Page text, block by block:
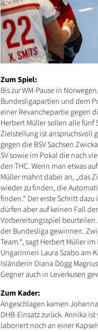
Zum Spiel:
Bis zur WM-Pause in
Bundesligapartien und dem
einer Revanchepartie gegen
Herbert Müller sollen alle fünf
Zielstellung ist anspruchsvoll
gegen die BSV Sachsen
SV sowie im Pokal die nach
den THC. Wenn man etwas
Müller mahnt dabei an, „das
wieder zu finden, die
finden.“ Der erste Schritt
dürfen aber auf keinen Fall
Vorbereitungsspiel
der Bundesliga gewinnen.
Team.“, sagt Herbert Müller
Ungarinnen Laura Szabo am
Isländerin Diana Dögg
Gegner auch in Leverkusen
Zum Kader:
Angeschlagen kamen
DHB-Einsatz zurück. Annika
laboriert noch an einer